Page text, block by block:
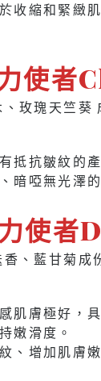
收縮和緊緻
使者
玫瑰天竺葵
抵抗皺紋的
暗啞無光澤
使者
、藍甘菊成
肌膚極好，
嫩滑度。
、增加肌膚